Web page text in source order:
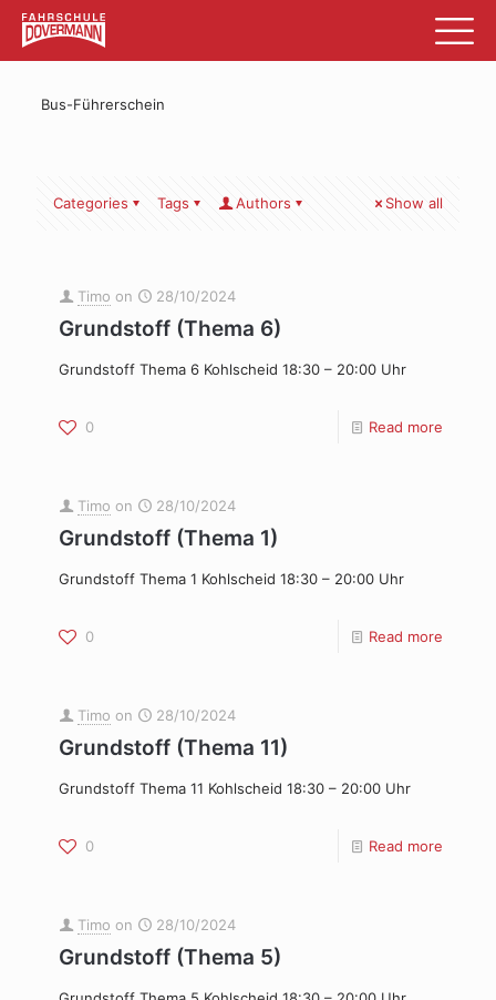
Bus-Führerschein
Categories Tags Authors Show all
Timo on 28/10/2024
Grundstoff (Thema 6)
Grundstoff Thema 6 Kohlscheid 18:30 – 20:00 Uhr
0 Read more
Timo on 28/10/2024
Grundstoff (Thema 1)
Grundstoff Thema 1 Kohlscheid 18:30 – 20:00 Uhr
0 Read more
Timo on 28/10/2024
Grundstoff (Thema 11)
Grundstoff Thema 11 Kohlscheid 18:30 – 20:00 Uhr
0 Read more
Timo on 28/10/2024
Grundstoff (Thema 5)